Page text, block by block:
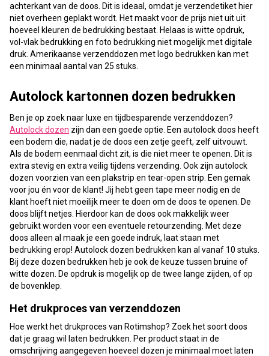
achterkant van de doos. Dit is ideaal, omdat je verzendetiket hier
niet overheen geplakt wordt. Het maakt voor de prijs niet uit uit
hoeveel kleuren de bedrukking bestaat. Helaas is witte opdruk,
vol-vlak bedrukking en foto bedrukking niet mogelijk met digitale
druk. Amerikaanse verzenddozen met logo bedrukken kan met
een minimaal aantal van 25 stuks.
Autolock kartonnen dozen bedrukken
Ben je op zoek naar luxe en tijdbesparende verzenddozen?
Autolock dozen zijn dan een goede optie. Een autolock doos heeft
een bodem die, nadat je de doos een zetje geeft, zelf uitvouwt.
Als de bodem eenmaal dicht zit, is die niet meer te openen. Dit is
extra stevig en extra veilig tijdens verzending. Ook zijn autolock
dozen voorzien van een plakstrip en tear-open strip. Een gemak
voor jou én voor de klant! Jij hebt geen tape meer nodig en de
klant hoeft niet moeilijk meer te doen om de doos te openen. De
doos blijft netjes. Hierdoor kan de doos ook makkelijk weer
gebruikt worden voor een eventuele retourzending. Met deze
doos alleen al maak je een goede indruk, laat staan met
bedrukking erop! Autolock dozen bedrukken kan al vanaf 10 stuks.
Bij deze dozen bedrukken heb je ook de keuze tussen bruine of
witte dozen. De opdruk is mogelijk op de twee lange zijden, of op
de bovenklep.
Het drukproces van verzenddozen
Hoe werkt het drukproces van Rotimshop? Zoek het soort doos
dat je graag wil laten bedrukken. Per product staat in de
omschrijving aangegeven hoeveel dozen je minimaal moet laten